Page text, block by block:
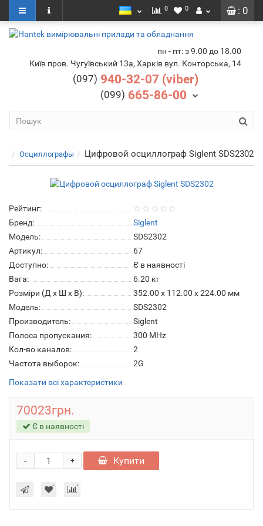
: 0
0 0
пн - пт: з 9.00 до 18.00
Київ пров. Чугуївський 13а, Харків вул. Конторська, 14
(097) 940-32-07 (viber)
(099) 665-86-00
Осциллографы Цифровой осциллограф Siglent SDS2302
Рейтинг:
Бренд:
Siglent
Модель:
SDS2302
Артикул:
67
Доступно:
Є в наявності
Вага:
6.20 кг
Розміри (Д x Ш x В):
352.00 x 112.00 x 224.00 мм
Модель:
SDS2302
Производитель:
Siglent
Полоса пропускания:
300 MHz
Кол-во каналов:
2
Частота выборок:
2G
Показати всі характеристики
70023грн.
Є в наявності
+
- Купити